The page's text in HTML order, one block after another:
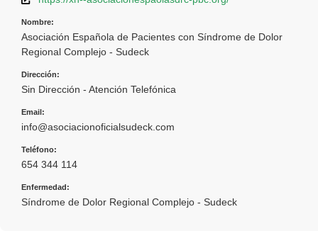
Nombre:
Asociación Española de Pacientes con Síndrome de Dolor
Regional Complejo - Sudeck
Dirección:
Sin Dirección - Atención Telefónica
Email:
info@asociacionoficialsudeck.com
Teléfono:
654 344 114
Enfermedad:
Síndrome de Dolor Regional Complejo - Sudeck